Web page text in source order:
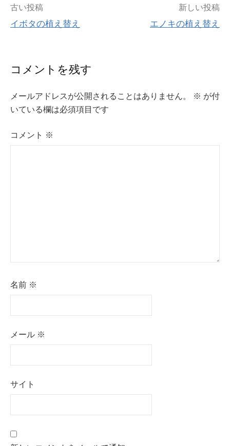
投
稿
ビ
ゲ
ー
シ
古い投稿
イボタの植え替え
新しい投稿
エノキの植え替え
コメントを残す
メールアドレスが公開されることはありません。 ※ が付
いている欄は必須項目です
コメント ※
名前 ※
メール ※
サイト